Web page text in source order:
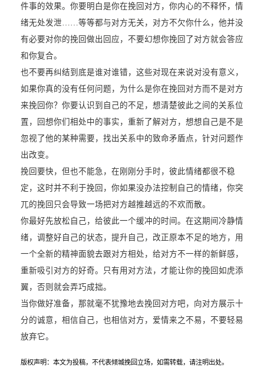
件事的效果。你要明白是你在挽回对方，你内心的不释怀，情
绪无处发泄……等等都与对方无关，对方不欠你什么，他并没
有必要对你的挽回做出回应，不要幻想你挽回了对方就会答应
和你复合。
也不要再纠结到底是谁对谁错，这些对现在来说对没有意义，
如果你真的没有任何问题，为什么是你在挽回对方而不是对方
来挽回你？你要认识到自己的不足，想清楚彼此之间的关系位
置，回想你们相处中的事实，重新了解对方，想想自己是不是
忽视了他的某种需要，找出关系中的致命矛盾点，针对问题作
出改变。
挽回要快，但也不能急，在刚刚分手时，彼此情绪都很不稳
定，这时并不利于挽回，你如果没办法控制自己的情绪，你突
兀的挽回只会导致一场把对方越推越远的不欢而散。
你最好先放松自己，给彼此一个缓冲的时间。在这期间冷静情
绪，调整好自己的状态，提升自己，改正原本不足的地方，用
一个全新的精神面貌去跟对方相处，给对方不一样的新鲜感，
重新吸引对方的好奇。只有用对方法，才能让你的挽回如虎添
翼，否则就会弄巧成拙。
当你做好准备，那就毫不犹豫地去挽回对方吧，向对方展示十
分的诚意，相信自己，也相信对方，爱情来之不易，不要轻易
放弃它。
版权声明：本文为投稿，不代表倾城挽回立场，如需转载，请注明出处。